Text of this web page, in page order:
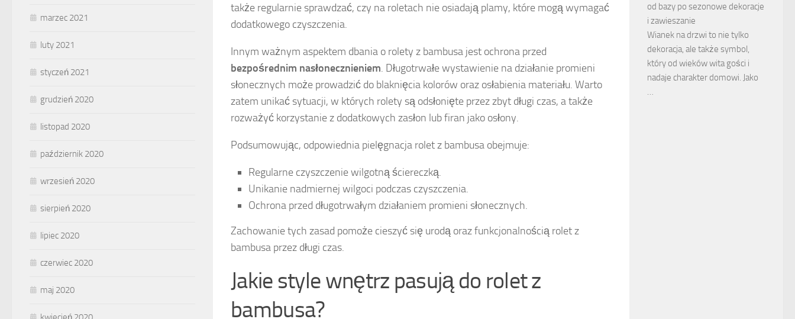
także regularnie sprawdzać, czy na roletach nie osiadają plamy, które mogą wymagać
dodatkowego czyszczenia.
Innym ważnym aspektem dbania o rolety z bambusa jest ochrona przed
bezpośrednim nasłonecznieniem. Długotrwałe wystawienie na działanie promieni
słonecznych może prowadzić do blaknięcia kolorów oraz osłabienia materiału. Warto
zatem unikać sytuacji, w których rolety są odsłonięte przez zbyt długi czas, a także
rozważyć korzystanie z dodatkowych zasłon lub firan jako osłony.
Podsumowując, odpowiednia pielęgnacja rolet z bambusa obejmuje:
Regularne czyszczenie wilgotną ściereczką.
Unikanie nadmiernej wilgoci podczas czyszczenia.
Ochrona przed długotrwałym działaniem promieni słonecznych.
Zachowanie tych zasad pomoże cieszyć się urodą oraz funkcjonalnością rolet z
bambusa przez długi czas.
Jakie style wnętrz pasują do rolet z
bambusa?
marzec 2021
luty 2021
styczeń 2021
grudzień 2020
listopad 2020
październik 2020
wrzesień 2020
sierpień 2020
lipiec 2020
czerwiec 2020
maj 2020
od bazy po sezonowe dekoracje
i zawieszanie
Wianek na drzwi to nie tylko
dekoracja, ale także symbol,
który od wieków wita gości i
nadaje charakter domowi. Jako
…